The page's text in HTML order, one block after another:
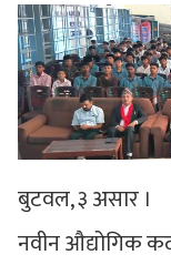
बुटवल, ३ असार ।
नवीन औद्योगिक